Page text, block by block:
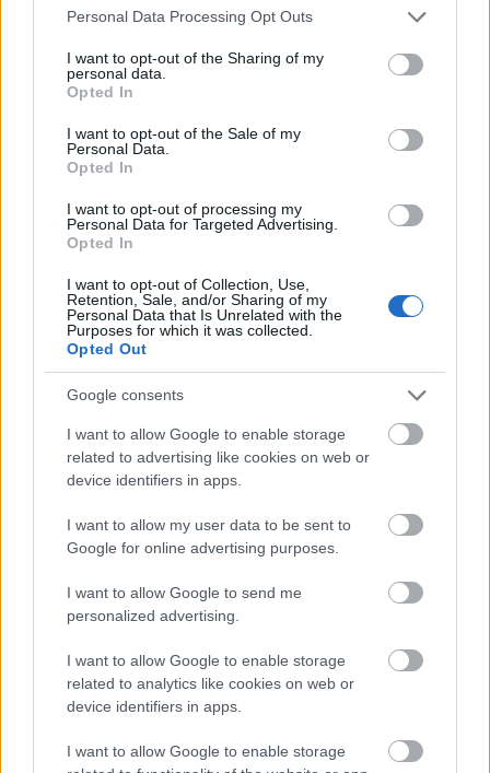
Please note that this website/app uses one or more Google
not limited to your visit or usage behaviour. You may click to
grant or deny consent to Google and its third-party tags to
use your data for below specified purposes in below Google
consent section.
Personal Data Processing Opt Outs
I want to opt-out of the Sharing of my
personal data.
Opted In
I want to opt-out of the Sale of my
Personal Data.
Opted In
I want to opt-out of processing my
Personal Data for Targeted Advertising.
Opted In
I want to opt-out of Collection, Use,
Retention, Sale, and/or Sharing of my
Personal Data that Is Unrelated with the
Purposes for which it was collected.
Opted Out
Google consents
I want to allow Google to enable storage
related to advertising like cookies on web or
device identifiers in apps.
I want to allow my user data to be sent to
Google for online advertising purposes.
I want to allow Google to send me
personalized advertising.
I want to allow Google to enable storage
related to analytics like cookies on web or
device identifiers in apps.
I want to allow Google to enable storage
Η δραστηριότητα της AEGEAN στην ευρύτερη
περιοχή της Μέσης Ανατολής, με αφετηρία την
απευθείας διασύνδεση με τον Λίβανο με τακτικές
ενισχύεται συστηματικά τα τελευταία χρόνια
προσθέτοντας διαρκώς νέους προορισμούς
(Αίγυπτος, Ιορδανία, Σαουδική Αραβία και πλέον
Κουβέιτ) και αυξάνοντας παράλληλα τη συχνότητα
των δρομολογίων και τις προσφερόμενες θέσεις
στοχεύοντας να θέσουν την Αθήνα και την
AEGEAN στην κορυφή των επιλογών όλων των
ταξιδιωτών από τις αραβικές χώρες προς
δημοφιλείς τουριστικούς προορισμούς της
Ελλάδας, αλλά και των μεγάλων ευρωπαϊκών